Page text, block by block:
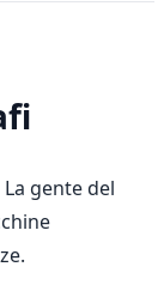
gente del